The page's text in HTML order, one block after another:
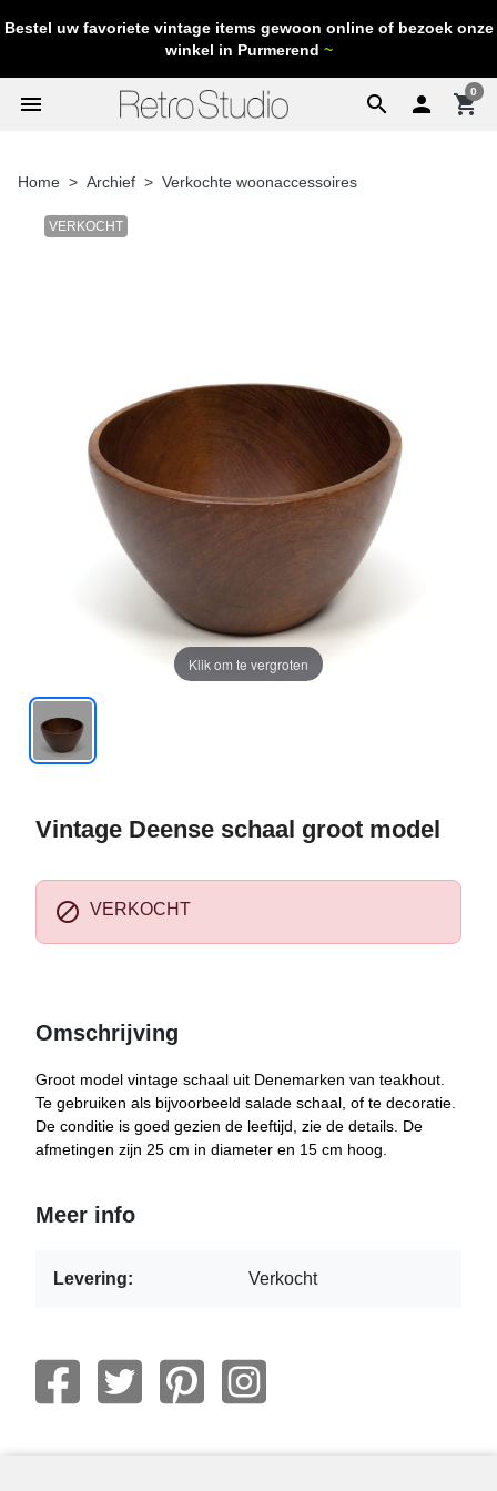
Bestel uw favoriete vintage items gewoon online of bezoek onze
winkel in Purmerend ~
search
menu  shopping_cart
0
Home Archief Verkochte woonaccessoires
VERKOCHT
Klik om te vergroten
Vintage Deense schaal groot model
 VERKOCHT
Omschrijving
Groot model vintage schaal uit Denemarken van teakhout.
Te gebruiken als bijvoorbeeld salade schaal, of te decoratie.
De conditie is goed gezien de leeftijd, zie de details. De
afmetingen zijn 25 cm in diameter en 15 cm hoog.
Meer info
Levering: Verkocht